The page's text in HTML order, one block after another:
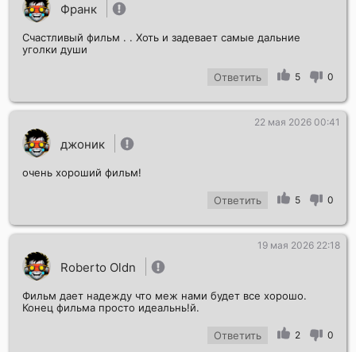
Франк
Счастливый фильм . . Хоть и задевает самые дальние
уголки души
Ответить 5 0
джоник
22 мая 2026 00:41
очень хороший фильм!
Ответить 5 0
Roberto Oldn
19 мая 2026 22:18
Фильм дает надежду что меж нами будет все хорошо.
Конец фильма просто идеальнь!й.
Ответить 2 0